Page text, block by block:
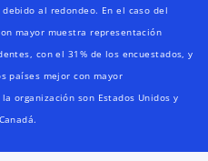
al redondeo. En el caso del
mayor muestra representación
con el 31% de los encuestados, y
países mejor con mayor
organización son Estados Unidos y